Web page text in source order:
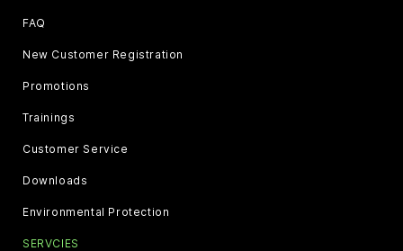
FAQ
New Customer Registration
Promotions
Trainings
Customer Service
Downloads
Environmental Protection
SERVCIES